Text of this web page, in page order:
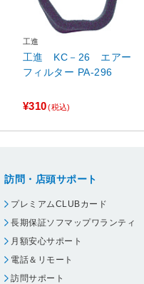
工進
工進 KC－26 エアー
フィルター PA-296
¥310 (税込)
訪問・店頭サポート
プレミアムCLUBカード
長期保証ソフマップワランティ
月額安心サポート
電話＆リモート
訪問サポート